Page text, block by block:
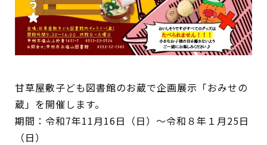
甘草屋敷子ども図書館のお蔵で企画展示「おみせの
蔵」を開催します。
期間：令和7年11月16日（日）～令和８年１月25日
（日）
インターネットサービス
こどもの図書館
としょかん